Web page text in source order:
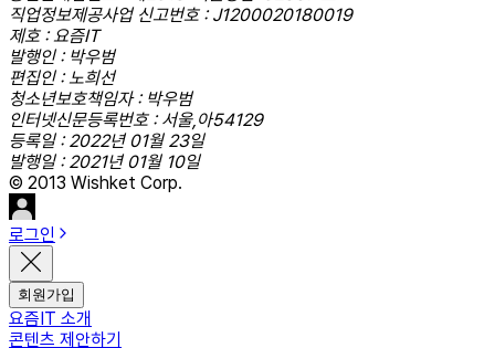
직업정보제공사업 신고번호 : J1200020180019
제호 : 요즘IT
발행인 : 박우범
편집인 : 노희선
청소년보호책임자 : 박우범
인터넷신문등록번호 : 서울,아54129
등록일 : 2022년 01월 23일
발행일 : 2021년 01월 10일
© 2013 Wishket Corp.
로그인
회원가입
요즘IT 소개
콘텐츠 제안하기